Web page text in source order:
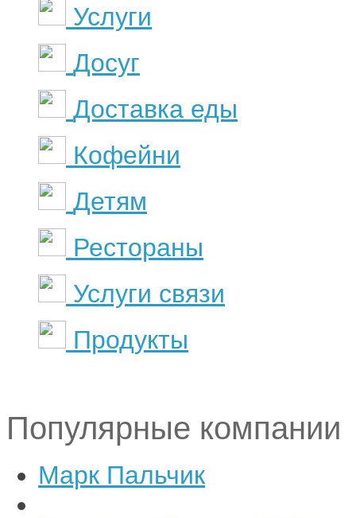
Услуги
Досуг
Доставка еды
Кофейни
Детям
Рестораны
Услуги связи
Продукты
Популярные компании
Марк Пальчик